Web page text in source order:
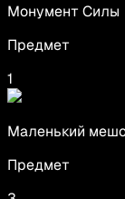
Монумент Силы
Предмет
1
Маленький
Предмет